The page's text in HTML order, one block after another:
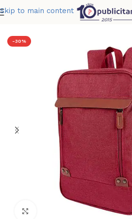
Skip to main content
MOCHILA HAISLA
-30%